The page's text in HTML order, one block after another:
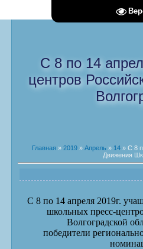
С 8 по 14
центров
Главная »2019 » Апрель » 14 » С 8
Движения
С 8 по 14 апреля 2019г.
школьных пресс-
Волгоградской
победители